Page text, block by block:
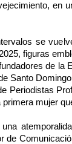
en
se
figuras
de la
Santo
Periodistas
mujer
una
de